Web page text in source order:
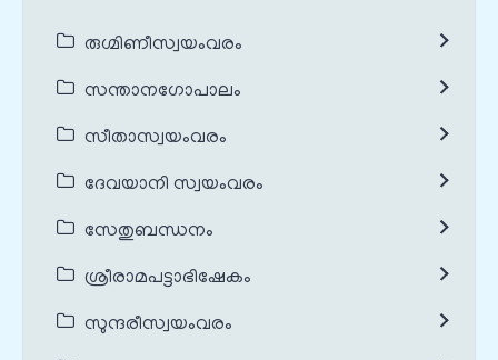
രുഗ്മിണീസ്വയംവരം
സന്താനഗോപാലം
സീതാസ്വയംവരം
ദേവയാനി സ്വയംവരം
സേതുബന്ധനം
ശ്രീരാമപട്ടാഭിഷേകം
സുന്ദരീസ്വയംവരം